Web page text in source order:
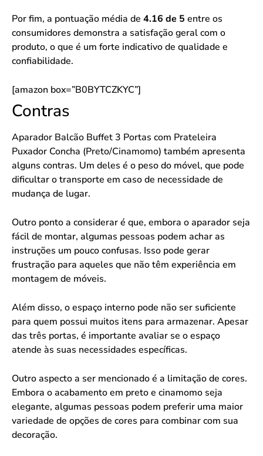
Por fim, a pontuação média de 4.16 de 5 entre os
consumidores demonstra a satisfação geral com o
produto, o que é um forte indicativo de qualidade e
confiabilidade.
[amazon box=”B0BYTCZKYC”]
Contras
Aparador Balcão Buffet 3 Portas com Prateleira
Puxador Concha (Preto/Cinamomo) também apresenta
alguns contras. Um deles é o peso do móvel, que pode
dificultar o transporte em caso de necessidade de
mudança de lugar.
Outro ponto a considerar é que, embora o aparador seja
fácil de montar, algumas pessoas podem achar as
instruções um pouco confusas. Isso pode gerar
frustração para aqueles que não têm experiência em
montagem de móveis.
Além disso, o espaço interno pode não ser suficiente
para quem possui muitos itens para armazenar. Apesar
das três portas, é importante avaliar se o espaço
atende às suas necessidades específicas.
Outro aspecto a ser mencionado é a limitação de cores.
Embora o acabamento em preto e cinamomo seja
elegante, algumas pessoas podem preferir uma maior
variedade de opções de cores para combinar com sua
decoração.